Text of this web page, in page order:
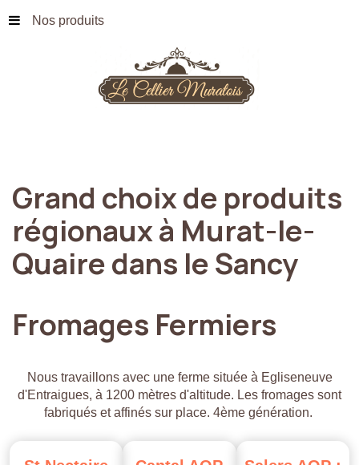
Nos produits
Grand choixde produits
régionauxà Murat-le-
Quairedans leSancy
Fromages Fermiers
Nous travaillons avec une ferme située à Egliseneuve
d'Entraigues, à 1200 mètres d'altitude. Les fromages sont
fabriqués et affinés sur place. 4ème génération.